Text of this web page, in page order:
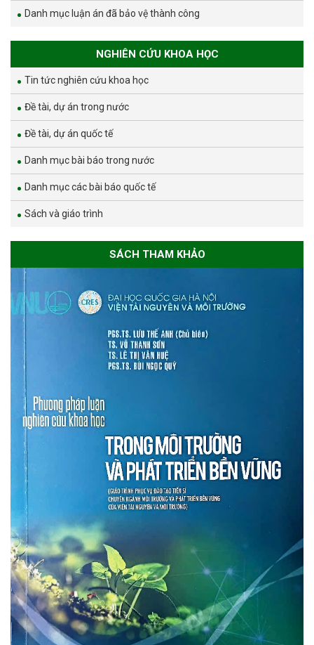
Danh mục luận án đã bảo vệ thành công
NGHIÊN CỨU KHOA HỌC
Tin tức nghiên cứu khoa học
Đề tài, dự án trong nước
Đề tài, dự án quốc tế
Danh mục bài báo trong nước
Danh mục các bài báo quốc tế
Sách và giáo trình
SÁCH THAM KHẢO